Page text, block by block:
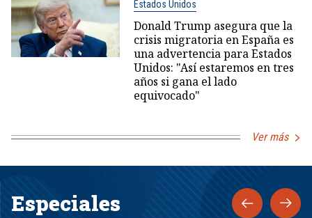
Estados Unidos
Donald Trump asegura que la
crisis migratoria en España es
una advertencia para Estados
Unidos: "Así estaremos en tres
años si gana el lado
equivocado"
Ver más
Especiales